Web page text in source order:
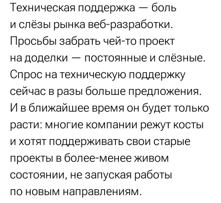
Техническая поддержка — боль
и слёзы рынка веб-разработки.
Просьбы забрать чей-то проект
на доделки — постоянные и слёзные.
Спрос на техническую поддержку
сейчас в разы больше предложения.
И в ближайшее время он будет только
расти: многие компании режут косты
и хотят поддерживать свои старые
проекты в более-менее живом
состоянии, не запуская работы
по новым направлениям.